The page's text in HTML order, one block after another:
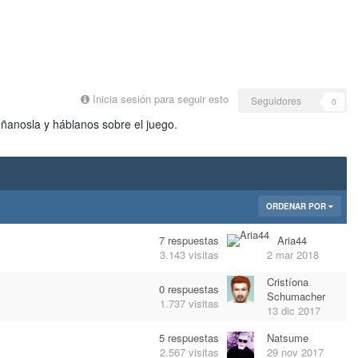
Inicia sesión para seguir esto Seguidores 0
y háblanos sobre el juego.
ORDENAR POR
7 respuestas
3.143 visitas
Aria44
2 mar 2018
0 respuestas
1.737 visitas
Cristíona
Schumacher
13 dic 2017
5 respuestas
2.567 visitas
Natsume
29 nov 2017